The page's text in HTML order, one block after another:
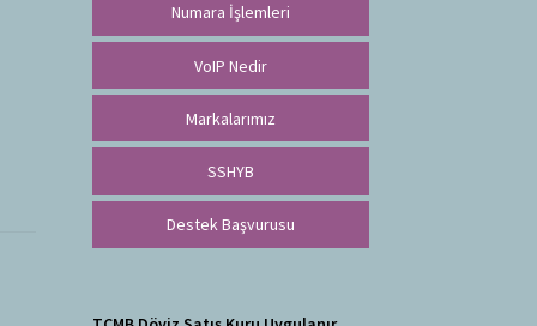
Numara İşlemleri
VoIP Nedir
Markalarımız
SSHYB
Destek Başvurusu